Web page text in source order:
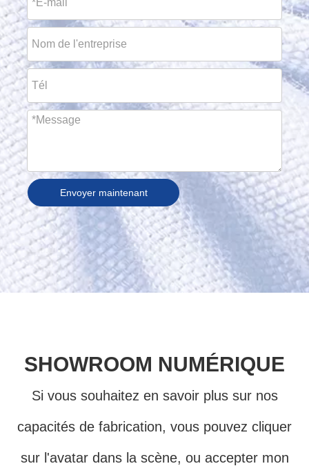
Envoyer maintenant
SHOWROOM NUMÉRIQUE
Si vous souhaitez en savoir plus sur nos
capacités de fabrication, vous pouvez cliquer
sur l'avatar dans la scène, ou accepter mon